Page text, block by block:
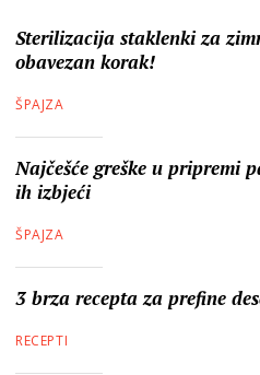
Sterilizacija staklenki za
obavezan korak!
ŠPAJZA
Najčešće greške u pripremi
ih izbjeći
ŠPAJZA
3 brza recepta za prefine
RECEPTI